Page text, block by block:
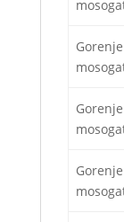
Gorenje
Gorenje
Gorenje